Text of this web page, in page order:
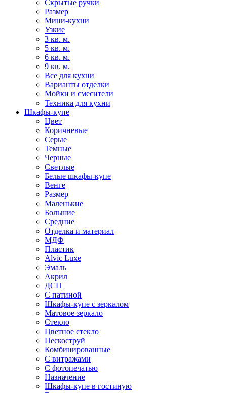
Скрытые ручки
Размер
Мини-кухни
Узкие
3 кв. м.
5 кв. м.
6 кв. м.
9 кв. м.
Все для кухни
Варианты отделки
Мойки и смесители
Техника для кухни
Шкафы-купе
Цвет
Коричневые
Серые
Темные
Черные
Светлые
Белые шкафы-купе
Венге
Размер
Маленькие
Большие
Средние
Отделка и материал
МДФ
Пластик
Alvic Luxe
Эмаль
Акрил
ДСП
С патиной
Шкафы-купе с зеркалом
Матовое зеркало
Стекло
Цветное стекло
Пескоструй
Комбинированные
С витражами
С фотопечатью
Назначение
Шкафы-купе в гостиную